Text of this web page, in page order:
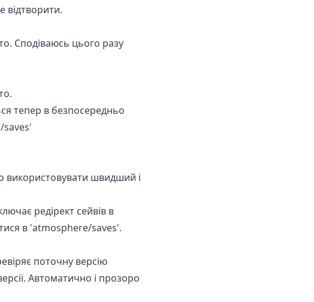
відтворити.
Сподіваюсь цього разу
тепер в безпосередньо
saves'
використовувати швидший і
редірект сейвів в
в 'atmosphere/saves'.
поточну версію
Автоматично і прозоро